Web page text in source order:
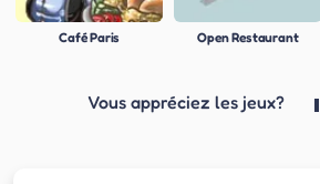
Café Paris Open Restaurant
Vous appréciez les jeux?